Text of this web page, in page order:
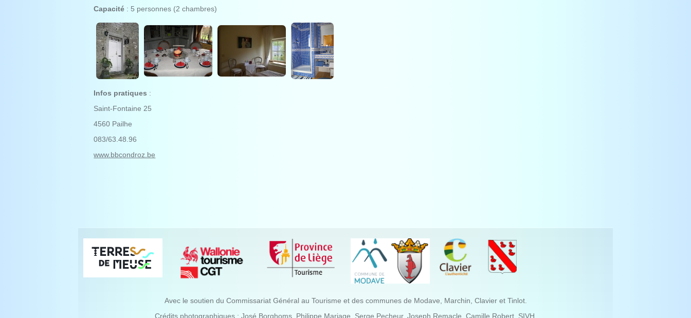
Capacité : 5 personnes (2 chambres)
Infos pratiques :
Saint-Fontaine 25
4560 Pailhe
083/63.48.96
www.bbcondroz.be
Avec le soutien du Commissariat Général au Tourisme et des communes de Modave, Marchin, Clavier et Tinlot.
Crédits photographiques : José Borghoms, Philippe Mariage, Serge Pecheur, Joseph Remacle, Camille Robert, SIVH